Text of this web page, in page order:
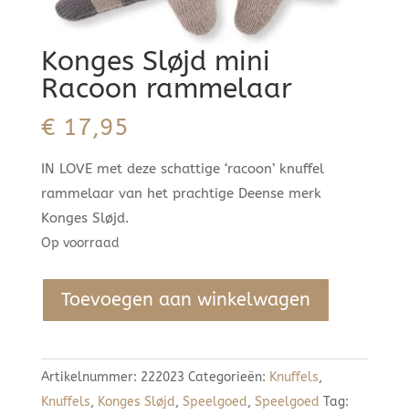
Konges Sløjd mini
Racoon rammelaar
€ 17,95
IN LOVE met deze schattige ‘racoon’ knuffel
rammelaar van het prachtige Deense merk
Konges Sløjd.
Op voorraad
Racoon
Toevoegen aan winkelwagen
Artikelnummer: 222023 Categorieën: Knuffels,
Knuffels, Konges Sløjd, Speelgoed, Speelgoed Tag: